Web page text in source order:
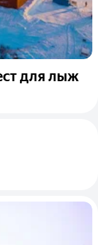
для лыж